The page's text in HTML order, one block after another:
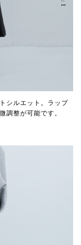
シルエット。ラップ
調整が可能です。